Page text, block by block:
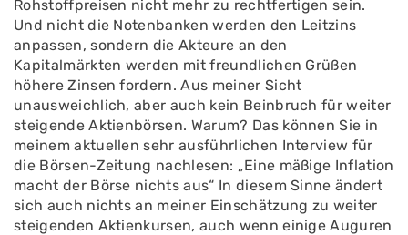
Rohstoffpreisen nicht mehr zu rechtfertigen sein.
Und nicht die Notenbanken werden den Leitzins
anpassen, sondern die Akteure an den
Kapitalmärkten werden mit freundlichen Grüßen
höhere Zinsen fordern. Aus meiner Sicht
unausweichlich, aber auch kein Beinbruch für weiter
steigende Aktienbörsen. Warum? Das können Sie in
meinem aktuellen sehr ausführlichen Interview für
die Börsen-Zeitung nachlesen: „Eine mäßige Inflation
macht der Börse nichts aus“ In diesem Sinne ändert
sich auch nichts an meiner Einschätzung zu weiter
steigenden Aktienkursen, auch wenn einige Auguren